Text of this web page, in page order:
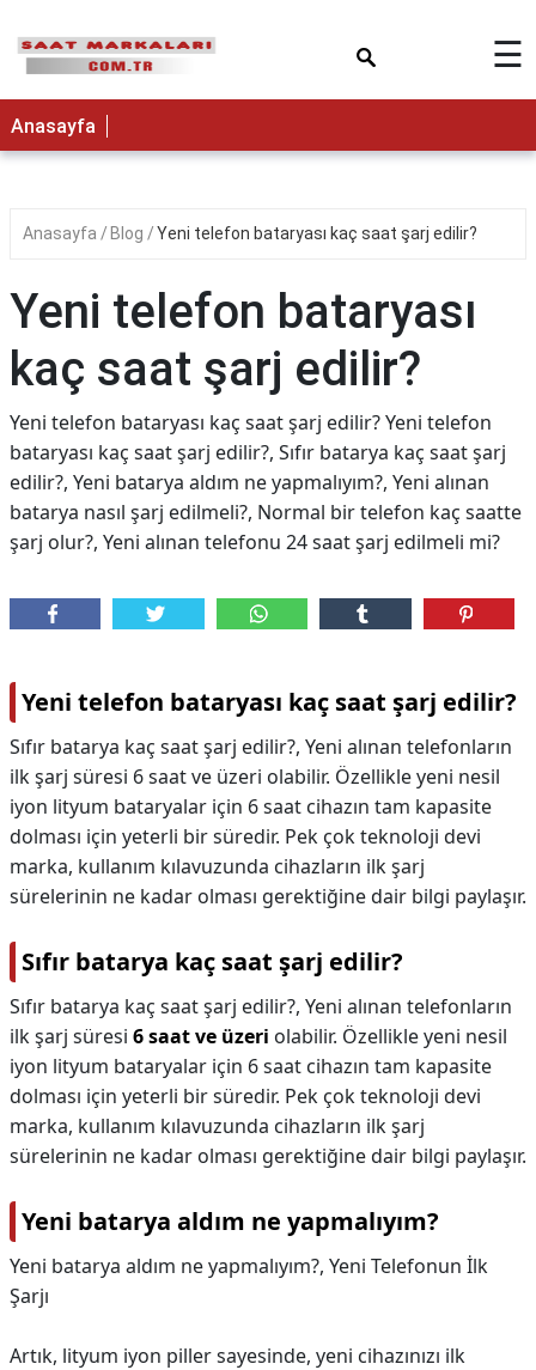
☰
Anasayfa
Anasayfa Blog Yeni telefon bataryası kaç saat şarj edilir?
Yeni telefon bataryası
kaç saat şarj edilir?
Yeni telefon bataryası kaç saat şarj edilir? Yeni telefon
bataryası kaç saat şarj edilir?, Sıfır batarya kaç saat şarj
edilir?, Yeni batarya aldım ne yapmalıyım?, Yeni alınan
batarya nasıl şarj edilmeli?, Normal bir telefon kaç saatte
şarj olur?, Yeni alınan telefonu 24 saat şarj edilmeli mi?
Yeni telefon bataryası kaç saat şarj edilir?
Sıfır batarya kaç saat şarj edilir?, Yeni alınan telefonların
ilk şarj süresi 6 saat ve üzeri olabilir. Özellikle yeni nesil
iyon lityum bataryalar için 6 saat cihazın tam kapasite
dolması için yeterli bir süredir. Pek çok teknoloji devi
marka, kullanım kılavuzunda cihazların ilk şarj
sürelerinin ne kadar olması gerektiğine dair bilgi paylaşır.
Sıfır batarya kaç saat şarj edilir?
Sıfır batarya kaç saat şarj edilir?, Yeni alınan telefonların
ilk şarj süresi 6 saat ve üzeri olabilir. Özellikle yeni nesil
iyon lityum bataryalar için 6 saat cihazın tam kapasite
dolması için yeterli bir süredir. Pek çok teknoloji devi
marka, kullanım kılavuzunda cihazların ilk şarj
sürelerinin ne kadar olması gerektiğine dair bilgi paylaşır.
Yeni batarya aldım ne yapmalıyım?
Yeni batarya aldım ne yapmalıyım?, Yeni Telefonun İlk
Şarjı
Artık, lityum iyon piller sayesinde, yeni cihazınızı ilk